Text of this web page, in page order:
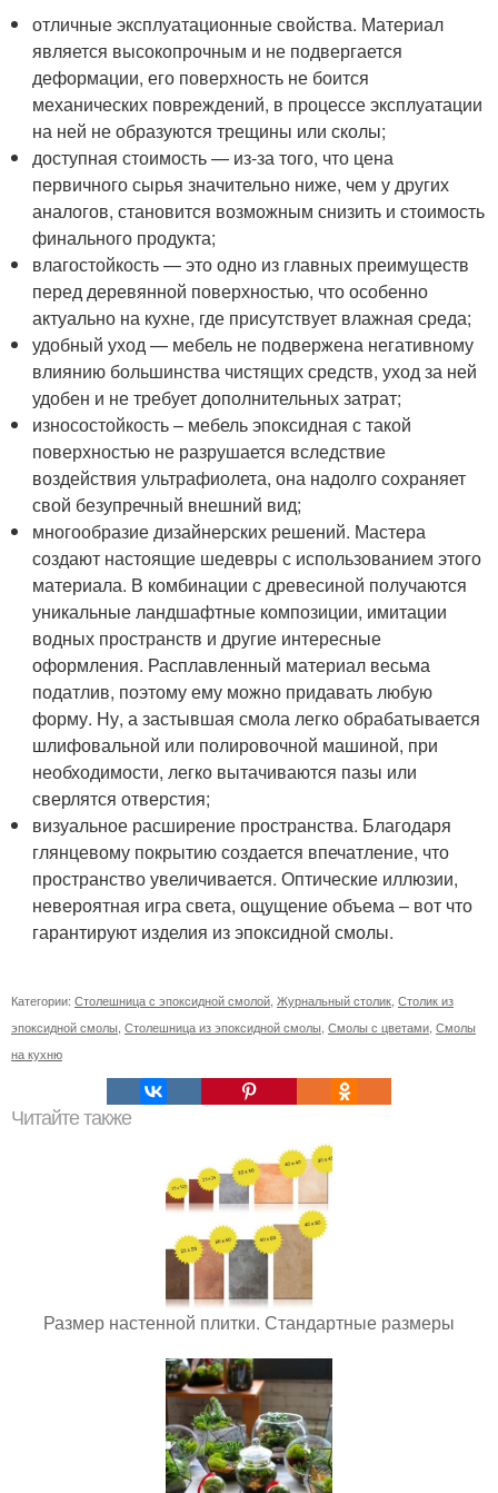
отличные эксплуатационные свойства. Материал
является высокопрочным и не подвергается
деформации, его поверхность не боится
механических повреждений, в процессе эксплуатации
на ней не образуются трещины или сколы;
доступная стоимость — из-за того, что цена
первичного сырья значительно ниже, чем у других
аналогов, становится возможным снизить и стоимость
финального продукта;
влагостойкость — это одно из главных преимуществ
перед деревянной поверхностью, что особенно
актуально на кухне, где присутствует влажная среда;
удобный уход — мебель не подвержена негативному
влиянию большинства чистящих средств, уход за ней
удобен и не требует дополнительных затрат;
износостойкость – мебель эпоксидная с такой
поверхностью не разрушается вследствие
воздействия ультрафиолета, она надолго сохраняет
свой безупречный внешний вид;
многообразие дизайнерских решений. Мастера
создают настоящие шедевры с использованием этого
материала. В комбинации с древесиной получаются
уникальные ландшафтные композиции, имитации
водных пространств и другие интересные
оформления. Расплавленный материал весьма
податлив, поэтому ему можно придавать любую
форму. Ну, а застывшая смола легко обрабатывается
шлифовальной или полировочной машиной, при
необходимости, легко вытачиваются пазы или
сверлятся отверстия;
визуальное расширение пространства. Благодаря
глянцевому покрытию создается впечатление, что
пространство увеличивается. Оптические иллюзии,
невероятная игра света, ощущение объема – вот что
гарантируют изделия из эпоксидной смолы.
Категории: Столешница с эпоксидной смолой Журнальный столик Столик из
эпоксидной смолы Столешница из эпоксидной смолы Смолы с цветами Смолы
на кухню
Читайте также
Размер настенной плитки. Стандартные размеры